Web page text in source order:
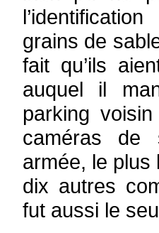
grains de
fait qu’ils
auquel il
parking
caméras
armée, le plus
dix autres
fut aussi le